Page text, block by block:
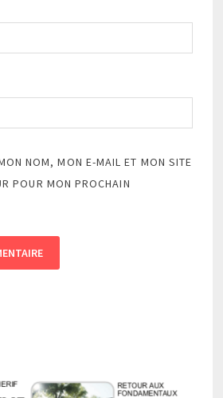
NOM, MON E-MAIL ET MON SITE
POUR MON PROCHAIN